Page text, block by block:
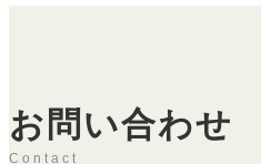
お問い合わせ
Contact